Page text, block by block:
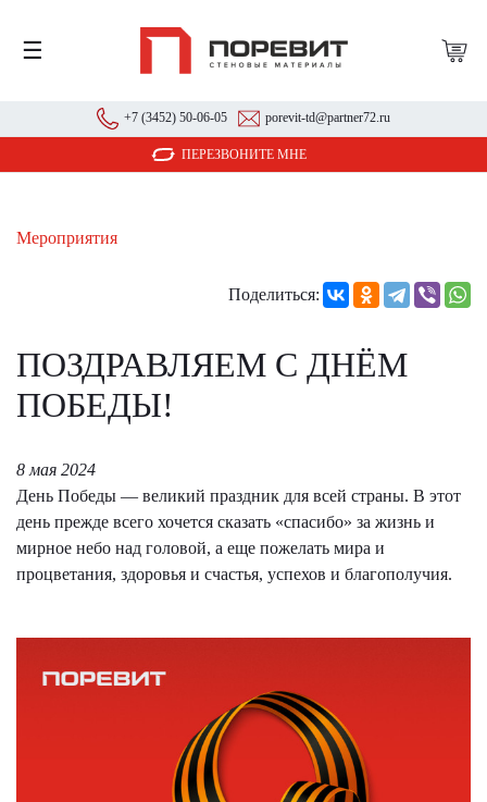
☰
+7 (3452) 50-06-05 porevit-td@partner72.ru
ПЕРЕЗВОНИТЕ МНЕ
Мероприятия
Поделиться:
ПОЗДРАВЛЯЕМ С ДНЁМ
ПОБЕДЫ!
8 мая 2024
День Победы — великий праздник для всей страны. В этот
день прежде всего хочется сказать «спасибо» за жизнь и
мирное небо над головой, а еще пожелать мира и
процветания, здоровья и счастья, успехов и благополучия.